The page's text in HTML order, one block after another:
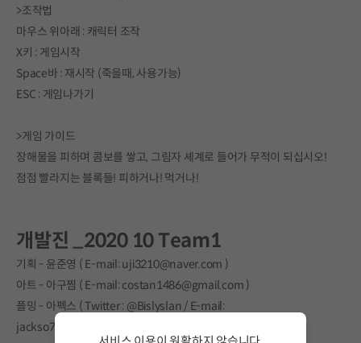
>조작법
마우스 위아래 : 캐릭터 조작
X키 : 게임시작
Space바 : 재시작 (죽을때, 사용가능)
ESC : 게임나가기
>게임 가이드
장해물을 피하며 콤보를 쌓고, 그림자 셰계로 들어가 무적이 되십시오!
점점 빨라지는 블록들! 피하거나! 먹거나!
개발진 _2020 10 Team1
기획 - 윤준영 ( E-mail: uji3210@naver.com )
아트 - 아구찜 ( E-mail: costan1486@gmail.com )
플밍 - 아펙스 ( Twitter : @Bislyslan / E-mail:
jackso7539@gmail.com )